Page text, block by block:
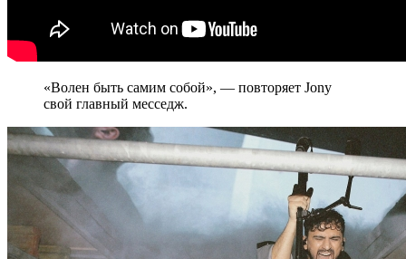
«Волен быть самим собой», — повторяет Jony
свой главный месседж.